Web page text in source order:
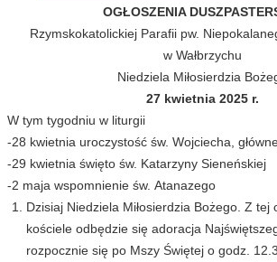
OGŁOSZENIA
Rzymskokatolickiej Parafii pw.
w Wałbrzychu
Niedziela Miłosierdzia
27 kwietnia 2025 r.
W tym tygodniu w liturgii
-28 kwietnia uroczystość św. Wojciecha,
-29 kwietnia święto św. Katarzyny Sieneńskiej
-2 maja wspomnienie św. Atanazego
Dzisiaj Niedziela Miłosierdzia Bożego. Z tej
kościele odbędzie się adoracja
rozpocznie się po Mszy Świętej o godz.